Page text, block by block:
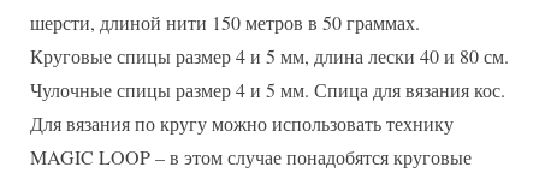
шерсти, длиной нити 150 метров в 50 граммах.
Круговые спицы размер 4 и 5 мм, длина лески 40 и 80 см.
Чулочные спицы размер 4 и 5 мм. Спица для вязания кос.
Для вязания по кругу можно использовать технику
MAGIC LOOP – в этом случае понадобятся круговые